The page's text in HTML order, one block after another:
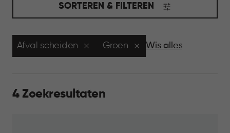
bewuste manier van wonen.
SORTEREN & FILTEREN
Afval scheiden Groen Wis alles
4 Zoekresultaten